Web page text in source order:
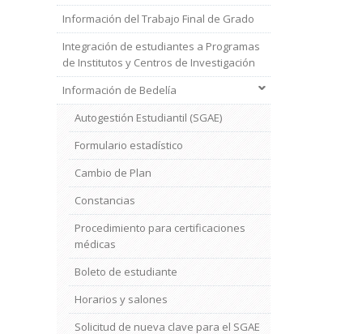
Información del Trabajo Final de Grado
Integración de estudiantes a Programas
de Institutos y Centros de Investigación
Información de Bedelía
Autogestión Estudiantil (SGAE)
Formulario estadístico
Cambio de Plan
Constancias
Procedimiento para certificaciones
médicas
Boleto de estudiante
Horarios y salones
Solicitud de nueva clave para el SGAE